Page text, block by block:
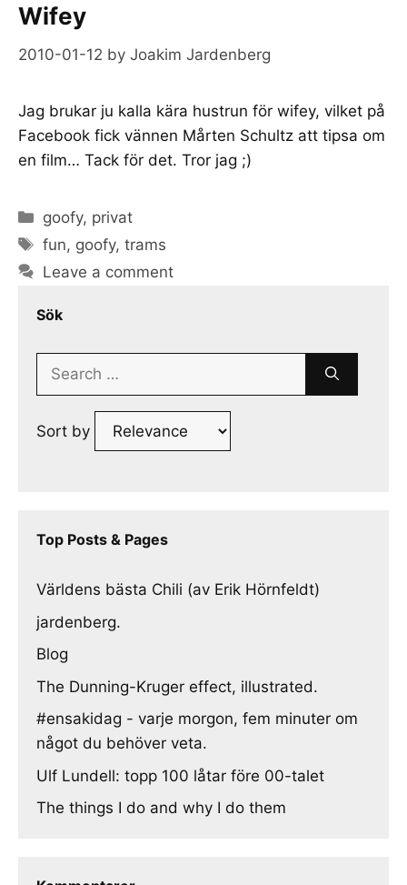
Wifey
2010-01-12 by Joakim Jardenberg
Jag brukar ju kalla kära hustrun för wifey, vilket på
Facebook fick vännen Mårten Schultz att tipsa om
en film… Tack för det. Tror jag ;)
Categories
goofy, privat
Tags
fun, goofy,trams
Leave a comment
Sök
Search
Sort by
Top Posts & Pages
Världens bästa Chili (av Erik Hörnfeldt)
jardenberg.
Blog
The Dunning-Kruger effect, illustrated.
#ensakidag - varje morgon, fem minuter om
något du behöver veta.
Ulf Lundell: topp 100 låtar före 00-talet
The things I do and why I do them